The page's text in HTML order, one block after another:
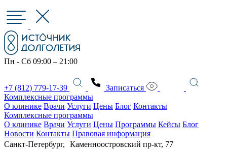
Пн - Сб 09:00 – 21:00
+7 (812) 779-17-39
Записаться
Комплексные программы
О клинике Врачи Услуги Цены Блог Контакты
Комплексные программы
О клинике Врачи Услуги Цены Программы Кейсы Блог
Новости Контакты Правовая информация
Санкт-Петербург, Каменноостровский пр-кт, 77